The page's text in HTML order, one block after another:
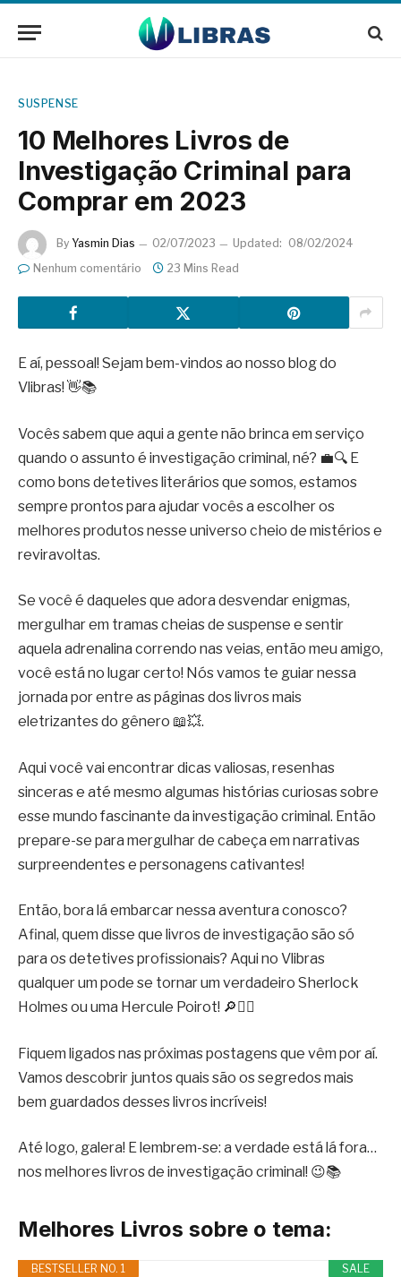
SUSPENSE
10 Melhores Livros de
Investigação Criminal para
Comprar em 2023
By Yasmin Dias 02/07/2023 Updated: 08/02/2024
Nenhum comentário
23 Mins Read
E aí, pessoal! Sejam bem-vindos ao nosso blog do
Vlibras! 👋📚
Vocês sabem que aqui a gente não brinca em serviço
quando o assunto é investigação criminal, né? 💼🔍 E
como bons detetives literários que somos, estamos
sempre prontos para ajudar vocês a escolher os
melhores produtos nesse universo cheio de mistérios e
reviravoltas.
Se você é daqueles que adora desvendar enigmas,
mergulhar em tramas cheias de suspense e sentir
aquela adrenalina correndo nas veias, então meu amigo,
você está no lugar certo! Nós vamos te guiar nessa
jornada por entre as páginas dos livros mais
eletrizantes do gênero 📖💥.
Aqui você vai encontrar dicas valiosas, resenhas
sinceras e até mesmo algumas histórias curiosas sobre
esse mundo fascinante da investigação criminal. Então
prepare-se para mergulhar de cabeça em narrativas
surpreendentes e personagens cativantes!
Então, bora lá embarcar nessa aventura conosco?
Afinal, quem disse que livros de investigação são só
para os detetives profissionais? Aqui no Vlibras
qualquer um pode se tornar um verdadeiro Sherlock
Holmes ou uma Hercule Poirot! 🔎🕵️‍♀️
Fiquem ligados nas próximas postagens que vêm por aí.
Vamos descobrir juntos quais são os segredos mais
bem guardados desses livros incríveis!
Até logo, galera! E lembrem-se: a verdade está lá fora…
nos melhores livros de investigação criminal! 😉📚
Melhores Livros sobre o tema:
SALE
BESTSELLER NO. 1